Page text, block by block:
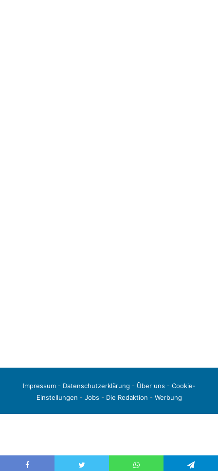
Impressum- Datenschutzerklärung - Über uns - Cookie-
Einstellungen - Jobs - Die Redaktion - Werbung